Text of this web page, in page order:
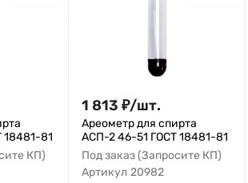
81
КП)
1 813 ₽/шт.
Ареометр для спирта
АСП-2 46-51 ГОСТ 18481-81
Под заказ (Запросите КП)
Артикул 20982